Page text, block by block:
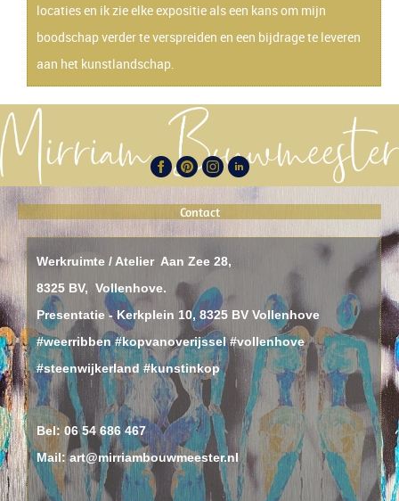
locaties en ik zie elke expositie als een kans om mijn
boodschap verder te verspreiden en een bijdrage te leveren
aan het kunstlandschap.
Contact
Werkruimte / Atelier Aan Zee 28,
8325 BV, Vollenhove.
Presentatie - Kerkplein 10, 8325 BV Vollenhove
#weerribben #kopvanoverijssel #vollenhove
#steenwijkerland #kunstinkop
Bel:06 54 686 467
Mail: art@mirriambouwmeester.nl